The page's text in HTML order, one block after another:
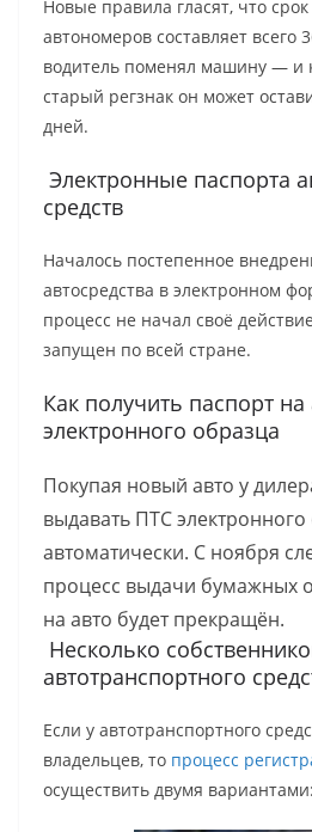
Новые правила гласят, что
автономеров составляет всего
водитель поменял машину — и
старый регзнак он может
дней.
Электронные паспорта
средств
Началось постепенное
автосредства в электронном
процесс не начал своё
запущен по всей стране.
Как получить паспорт на
электронного образца
Покупая новый авто у
выдавать ПТС
автоматически. С ноября
процесс выдачи бумажных
на авто будет прекращён.
Несколько
автотранспортного
Если у автотранспортного
владельцев, то процесс
осуществить двумя вариантами: